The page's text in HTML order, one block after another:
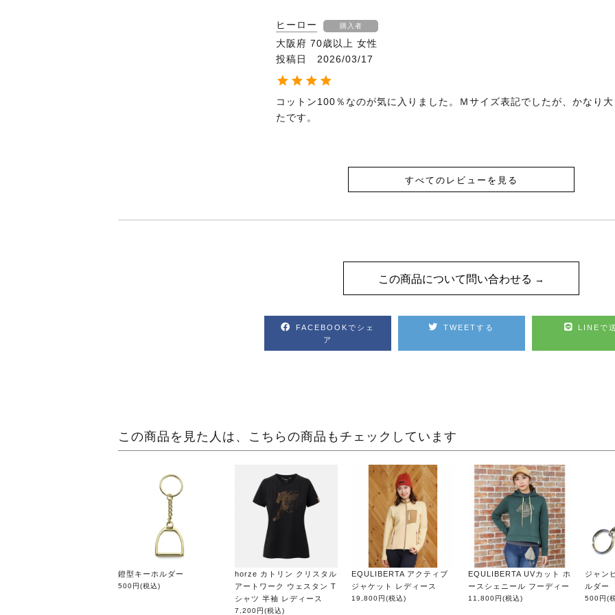
ヒーロー 購入者
大阪府 70歳以上 女性
投稿日
2026/03/17
コットン100％なのが気に入りました。Ｍサイズ表記でしたが、かなり
たです。
すべてのレビューを見る
この商品について問い合わせる
FACEBOOKでシェ
ア
TWEETする LINEで
この商品を見た人は、こちらの商品もチェックしています
鐙型キーホルダー
500円(税込)
horze カトリン クリスタル
アートワーク ウェスタン T
シャツ 半袖 レディース
7,200円(税込)
EQULIBERTA アクティブ
ジャケット レディース
19,800円(税込)
EQULIBERTA UVカット ホ
ースシェニール フーディー
11,800円(税込)
ジャン
ルダー
500円(